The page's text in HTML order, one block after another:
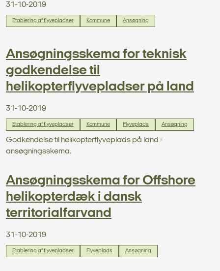
31-10-2019
Etablering af flyvepladser Kommune Ansøgning
Ansøgningsskema for teknisk
godkendelse til
helikopterflyvepladser på land
31-10-2019
Etablering af flyvepladser Kommune Flyveplads Ansøgning
Godkendelse til helikopterflyveplads på land -
ansøgningsskema.
Ansøgningsskema for Offshore
helikopterdæk i dansk
territorialfarvand
31-10-2019
Etablering af flyvepladser Flyveplads Ansøgning